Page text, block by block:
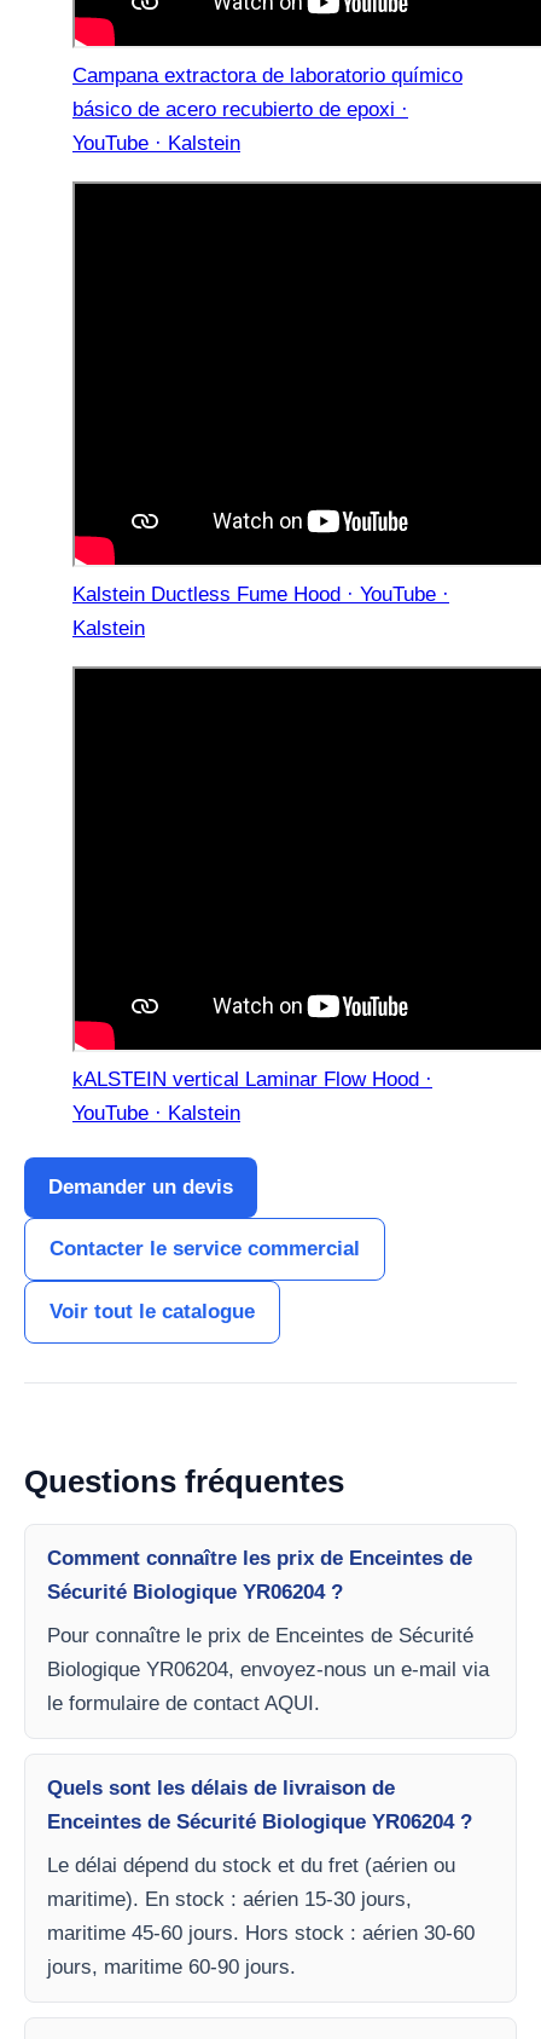
Campana extractora de laboratorio químico
básico de acero recubierto de epoxi ·
YouTube · Kalstein
Kalstein Ductless Fume Hood · YouTube ·
Kalstein
kALSTEIN vertical Laminar Flow Hood ·
YouTube · Kalstein
Demander un devis
Contacter le service commercial
Voir tout le catalogue
Questions fréquentes
Comment connaître les prix de Enceintes de
Sécurité Biologique YR06204 ?
Pour connaître le prix de Enceintes de Sécurité
Biologique YR06204, envoyez-nous un e-mail via
le formulaire de contact AQUI.
Quels sont les délais de livraison de
Enceintes de Sécurité Biologique YR06204 ?
Le délai dépend du stock et du fret (aérien ou
maritime). En stock : aérien 15-30 jours,
maritime 45-60 jours. Hors stock : aérien 30-60
jours, maritime 60-90 jours.